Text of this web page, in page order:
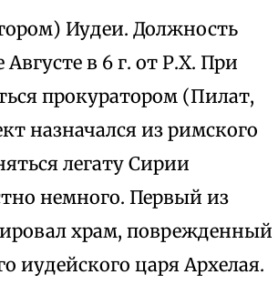
Иудеи. Должность
в 6 г. от Р.Х. При
прокуратором (Пилат,
назначался из римского
легату Сирии
немного. Первый из
храм, поврежденный
иудейского царя Архелая.